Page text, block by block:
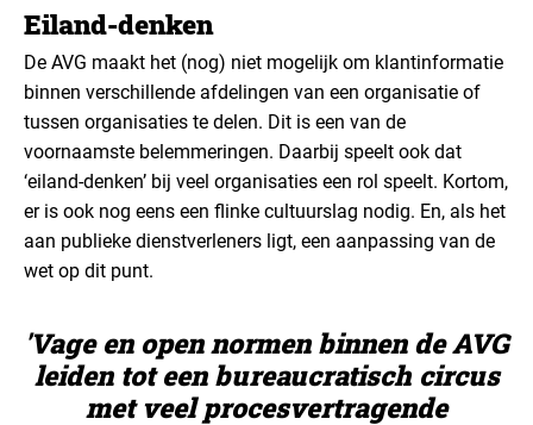
Eiland-denken
De AVG maakt het (nog) niet mogelijk om klantinformatie
binnen verschillende afdelingen van een organisatie of
tussen organisaties te delen. Dit is een van de
voornaamste belemmeringen. Daarbij speelt ook dat
‘eiland-denken’ bij veel organisaties een rol speelt. Kortom,
er is ook nog eens een flinke cultuurslag nodig. En, als het
aan publieke dienstverleners ligt, een aanpassing van de
wet op dit punt.
'Vage en open normen binnen de AVG
leiden tot een bureaucratisch circus
met veel procesvertragende